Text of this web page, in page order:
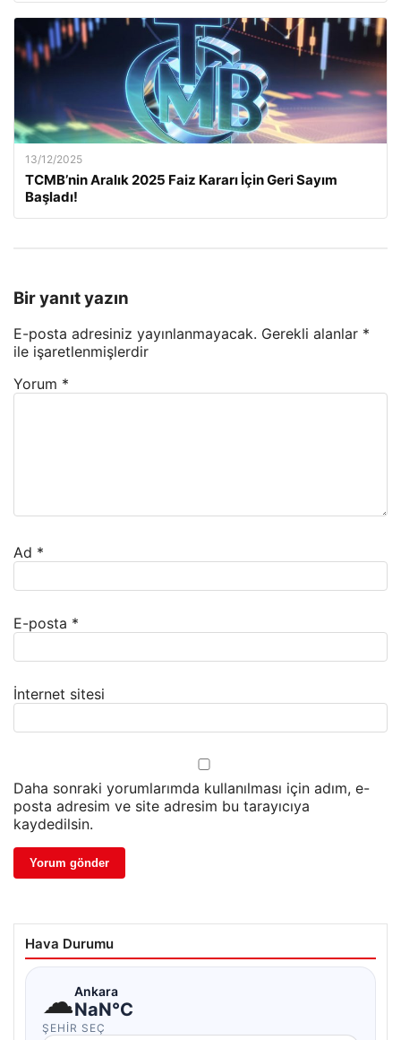
13/12/2025
TCMB’nin Aralık 2025 Faiz Kararı İçin Geri Sayım
Başladı!
Bir yanıt yazın
E-posta adresiniz yayınlanmayacak. Gerekli alanlar *
ile işaretlenmişlerdir
Yorum *
Ad *
E-posta *
İnternet sitesi
Daha sonraki yorumlarımda kullanılması için adım, e-
posta adresim ve site adresim bu tarayıcıya
kaydedilsin.
Hava Durumu
☁Ankara
NaN°C
ŞEHIR SEÇ